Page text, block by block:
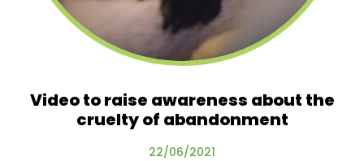
Video to raise awareness about the
cruelty of abandonment
22/06/2021